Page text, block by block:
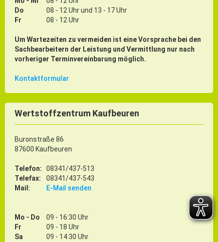
Do
08 - 12 Uhr und 13 - 17 Uhr
Fr
08 - 12 Uhr
Um Wartezeiten zu vermeiden ist eine Vorsprache bei den
Sachbearbeitern der Leistung und Vermittlung nur nach
vorheriger Terminvereinbarung möglich.
Kontaktformular
Wertstoffzentrum Kaufbeuren
Buronstraße 86
87600 Kaufbeuren
Telefon:
08341/437-513
Telefax:
08341/437-543
Mail:
E-Mail senden
Mo - Do
09 - 16:30 Uhr
Fr
09 - 18 Uhr
Sa
09 - 14:30 Uhr